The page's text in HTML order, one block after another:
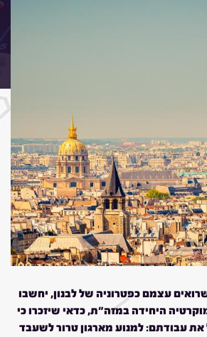
עצמם כפטרוניה של לבנון, יחשבו
היחידה במזה"ת, כדאי שיזכרו כי
עבודתם: למנוע מארגון טרור לשעבד